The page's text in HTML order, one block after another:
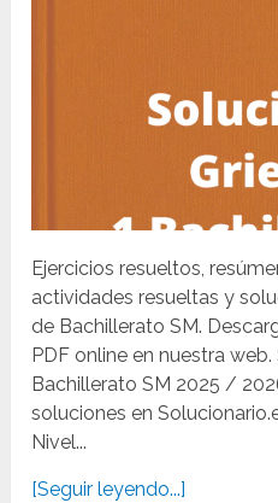
Ejercicios resueltos,
actividades resueltas y
de Bachillerato SM.
PDF online en nuestra
Bachillerato SM 2025 /
soluciones en
Nivel...
[Seguir leyendo...]